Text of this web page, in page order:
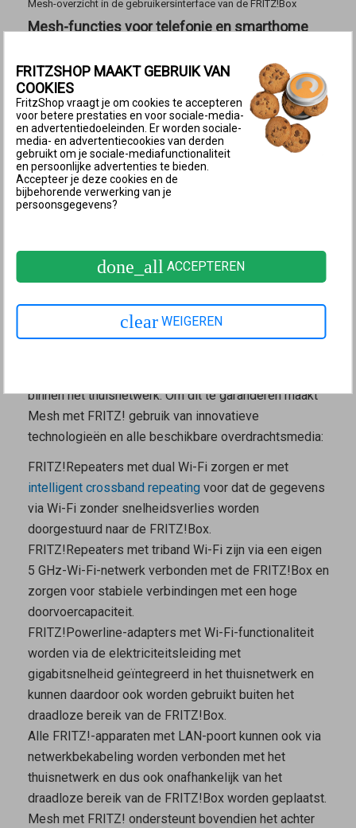
Mesh-overzicht in de gebruikersinterface van de FRITZ!Box
Mesh-functies voor telefonie en smarthome
Repeaterkun je het telefoonnummer van deMesh
Masterook gebruiken met telefoons die zijn
verbonden met deMesh Repeateren met deze
telefoons gebruikmaken van een gezamenlijk
telefoonboek. Smarthomeapparaten die zijn
verbonden met deMesh Repeater
geconfigureerd en aangestuurd via de
verbonden smarthomeapparaten tot een
groep worden samengevoegd en vervolgens samen
Flexibele koppeling via Wi-Fi, powerline of LAN
binnen het thuisnetwerk. Om dit te garanderen maakt
Mesh met FRITZ! gebruik van innovatieve
technologieën en alle beschikbare overdrachtsmedia:
FRITZ!Repeaters met dual Wi-Fi zorgen er met
intelligent crossband repeating voor dat de gegevens
via Wi-Fi zonder snelheidsverlies worden
doorgestuurd naar de FRITZ!Box.
FRITZ!Repeaters met triband Wi-Fi zijn via een eigen
5 GHz-Wi-Fi-netwerk verbonden met de FRITZ!Box en
zorgen voor stabiele verbindingen met een hoge
doorvoercapaciteit.
FRITZ!Powerline-adapters met Wi-Fi-functionaliteit
worden via de elektriciteitsleiding met
gigabitsnelheid geïntegreerd in het thuisnetwerk en
kunnen daardoor ook worden gebruikt buiten het
draadloze bereik van de FRITZ!Box.
Alle FRITZ!-apparaten met LAN-poort kunnen ook via
netwerkbekabeling worden verbonden met het
thuisnetwerk en dus ook onafhankelijk van het
draadloze bereik van de FRITZ!Box worden geplaatst.
Mesh met FRITZ! ondersteunt bovendien het achter
FRITZSHOP MAAKT GEBRUIK VAN
COOKIES
FritzShop vraagt je om cookies te accepteren
voor betere prestaties en voor sociale-media-
en advertentiedoeleinden. Er worden sociale-
media- en advertentiecookies van derden
gebruikt om je sociale-mediafunctionaliteit
en persoonlijke advertenties te bieden.
Accepteer je deze cookies en de
bijbehorende verwerking van je
persoonsgegevens?
done_all ACCEPTEREN
clear WEIGEREN